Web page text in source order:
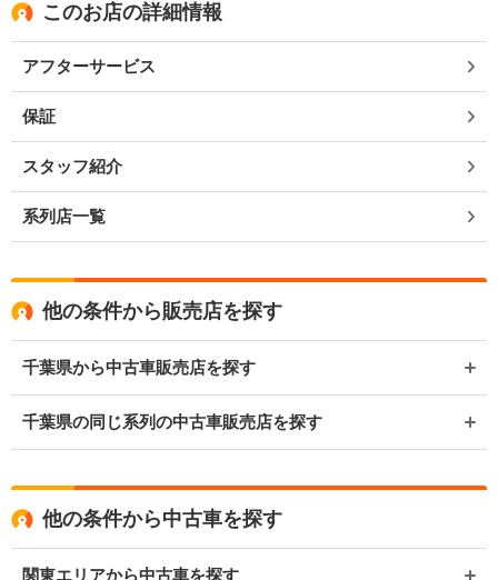
このお店の詳細情報
アフターサービス
保証
スタッフ紹介
系列店一覧
他の条件から販売店を探す
千葉県から中古車販売店を探す
千葉県の同じ系列の中古車販売店を探す
他の条件から中古車を探す
関東エリアから中古車を探す